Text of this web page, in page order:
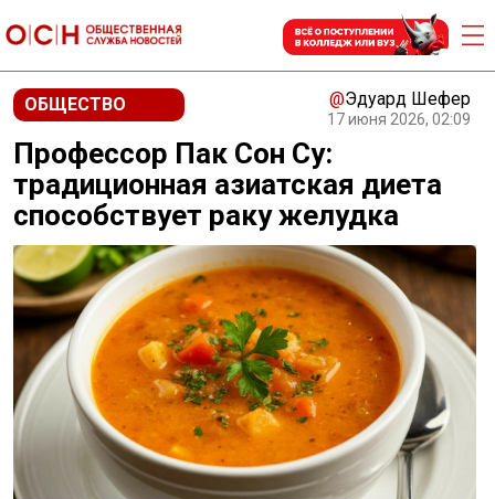
ОБЩЕСТВО @Эдуард Шефер
17 июня 2026, 02:09
Профессор Пак Сон Су:
традиционная азиатская диета
способствует раку желудка